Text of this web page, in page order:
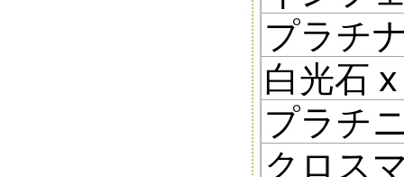
プラチ
白光石
プラチ
クロス